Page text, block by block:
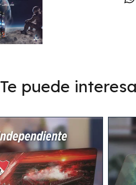
Te puede